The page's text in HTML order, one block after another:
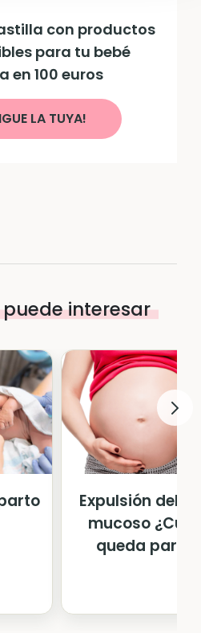
con productos
para tu bebé
en 100 euros
LA TUYA!
interesar
Expulsión del
mucoso
queda para